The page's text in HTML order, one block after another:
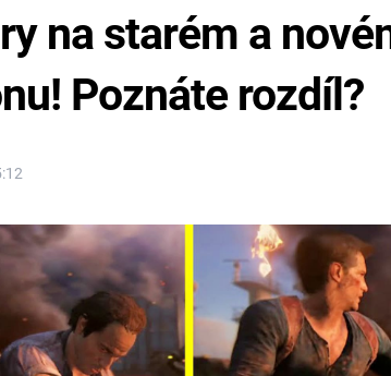
na starém a
Poznáte rozdíl?